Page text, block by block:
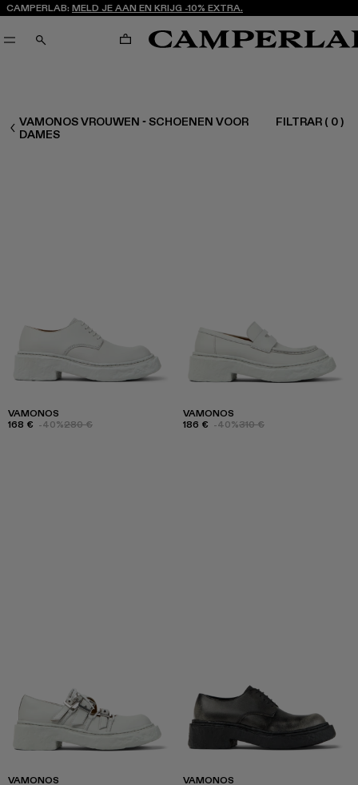
CAMPERLAB: MELD JE AAN EN KRIJG -10% EXTRA.
ZOEKEN WINKELWAGENTJE
DAMES SCHOENEN
VAMONOS VROUWEN - SCHOENEN VOOR
DAMES
FILTRAR ( 0)
VAMONOS
168 € -40%280 €
VAMONOS
186 € -40%310 €
VAMONOS
VAMONOS